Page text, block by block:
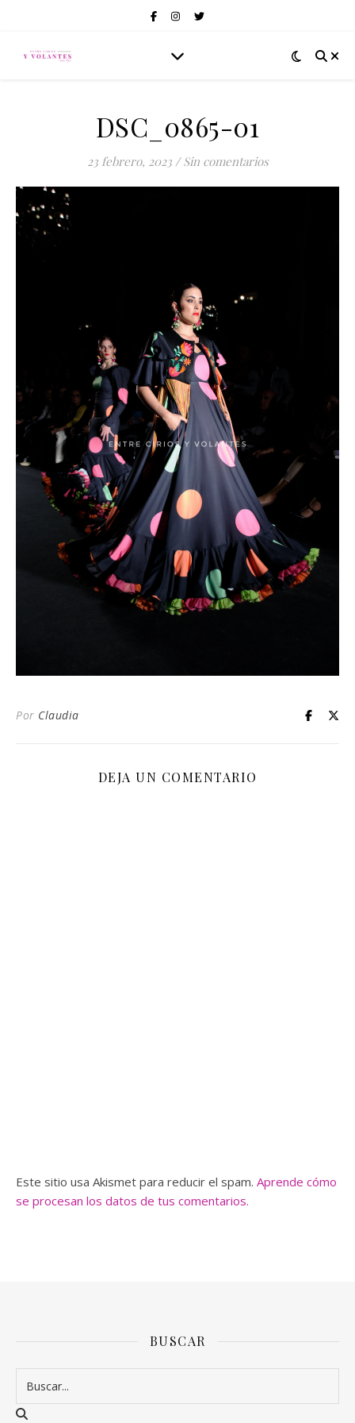
DSC_0865-01
23 febrero, 2023 / Sin comentarios
Por Claudia
DEJA UN COMENTARIO
Este sitio usa Akismet para reducir el spam. Aprende cómo
se procesan los datos de tus comentarios.
BUSCAR